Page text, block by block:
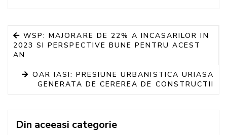
WSP: MAJORARE DE 22% A INCASARILOR IN
2023 SI PERSPECTIVE BUNE PENTRU ACEST
AN
OAR IASI: PRESIUNE URBANISTICA URIASA
GENERATA DE CEREREA DE CONSTRUCTII
Din aceeasi categorie